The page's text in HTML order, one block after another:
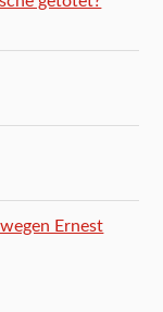
Ernest